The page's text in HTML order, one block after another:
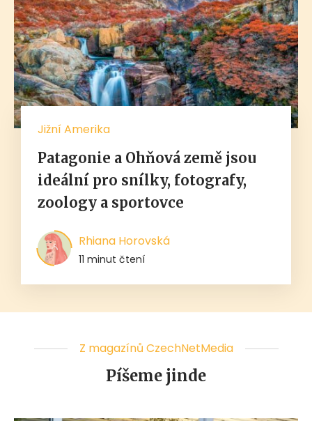
Jižní Amerika
Patagonie a Ohňová země jsou
ideální pro snílky, fotografy,
zoology a sportovce
Rhiana Horovská
11 minut čtení
Z magazínů CzechNetMedia
Píšeme jinde